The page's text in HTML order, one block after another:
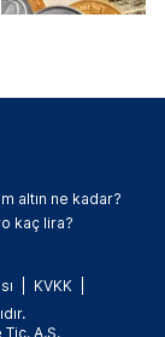
altın ne kadar?
kaç lira?
KVKK
A.Ş.